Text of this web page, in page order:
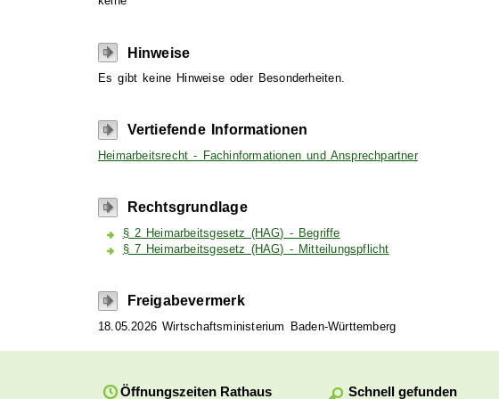
Hinweise
Es gibt keine Hinweise oder Besonderheiten.
Vertiefende Informationen
Heimarbeitsrecht - Fachinformationen und Ansprechpartner
Rechtsgrundlage
§ 2 Heimarbeitsgesetz (HAG) - Begriffe
§ 7 Heimarbeitsgesetz (HAG) - Mitteilungspflicht
Freigabevermerk
18.05.2026 Wirtschaftsministerium Baden-Württemberg
Öffnungszeiten Rathaus Schnell gefunden